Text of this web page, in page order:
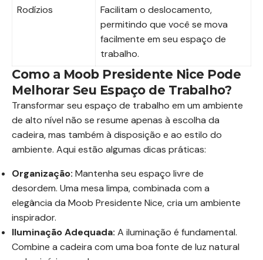
Rodízios
Facilitam o deslocamento,
permitindo que você se mova
facilmente em seu espaço de
trabalho.
Como a Moob Presidente Nice Pode
Melhorar Seu Espaço de Trabalho?
Transformar seu espaço de trabalho em um ambiente
de alto nível não se resume apenas à escolha da
cadeira, mas também à disposição e ao estilo do
ambiente. Aqui estão algumas dicas práticas:
Organização: Mantenha seu espaço livre de
desordem. Uma mesa limpa, combinada com a
elegância da Moob Presidente Nice, cria um ambiente
inspirador.
Iluminação Adequada: A iluminação é fundamental.
Combine a cadeira com uma boa fonte de luz natural